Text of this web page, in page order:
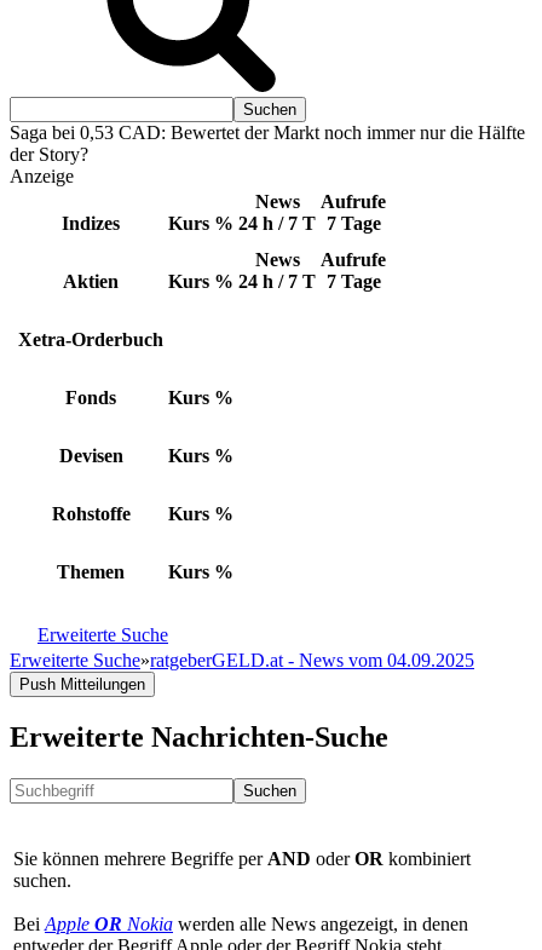
Saga bei 0,53 CAD: Bewertet der Markt noch immer nur die Hälfte
der Story?
Anzeige
Indizes Kurs %
News
24 h / 7 T
Aufrufe
7 Tage
Aktien Kurs %
News
24 h / 7 T
Aufrufe
7 Tage
Xetra-Orderbuch
Fonds Kurs %
Devisen Kurs %
Rohstoffe Kurs %
Themen Kurs %
Erweiterte Suche
Erweiterte Suche»ratgeberGELD.at - News vom 04.09.2025
Push Mitteilungen
Erweiterte Nachrichten-Suche
Suchen
Sie können mehrere Begriffe per AND oderOR kombiniert
suchen.
Bei Apple OR Nokia werden alle News angezeigt, in denen
entweder der Begriff Apple oder der Begriff Nokia steht.